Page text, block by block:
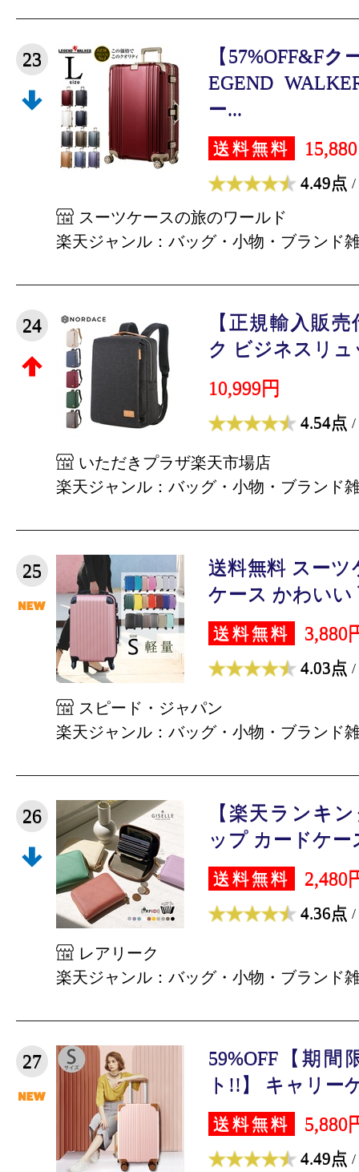
23
【57%OFF&F
EGEND
ー...
送料無料
4.49点 /
スーツケースの旅のワールド
楽天ジャンル：バッグ・小物・ブランド
24
【正規輸入販
ク ビジネスリュ
10,999円
4.54点 /
いただきプラザ楽天市場店
楽天ジャンル：バッグ・小物・ブランド
25
送料無料 スー
ケース かわいい
送料無料 3,880
4.03点 /
スピード・ジャパン
楽天ジャンル：バッグ・小物・ブランド
26
【楽天ランキ
ップ カードケー
送料無料 2,480
4.36点 /
レアリーク
楽天ジャンル：バッグ・小物・ブランド
27
59%OFF【期間
ト!!】 キャリー
送料無料 5,880
4.49点 /